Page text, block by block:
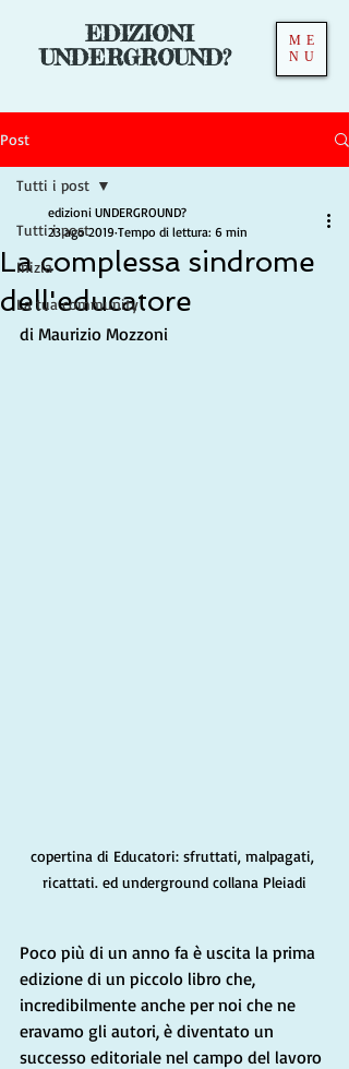
EDIZIONI
UNDERGROUND?
ME
NU
Post
Tutti i post
Inizia
La tua community
Tutti i post
La complessa sindrome
dell'educatore
edizioni UNDERGROUND?
23 ago 2019 Tempo di lettura: 6 min
di Maurizio Mozzoni
copertina di Educatori: sfruttati, malpagati,
ricattati. ed underground collana Pleiadi
Poco più di un anno fa è uscita la prima
edizione di un piccolo libro che,
incredibilmente anche per noi che ne
eravamo gli autori, è diventato un
successo editoriale nel campo del lavoro